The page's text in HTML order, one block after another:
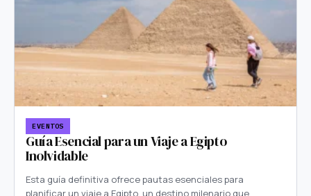
EVENTOS
Guía Esencial para un Viaje a Egipto
Inolvidable
Esta guía definitiva ofrece pautas esenciales para
planificar un viaje a Egipto, un destino milenario que